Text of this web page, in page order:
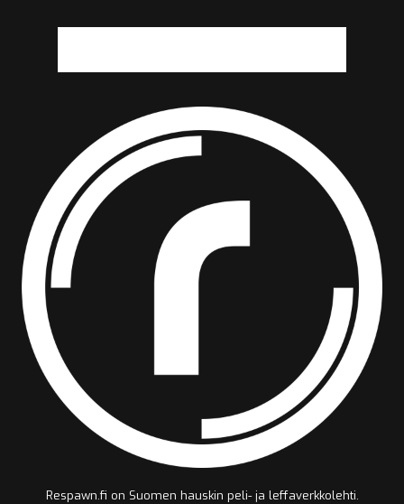
Respawn.fi on Suomen hauskin peli- ja leffaverkkolehti.